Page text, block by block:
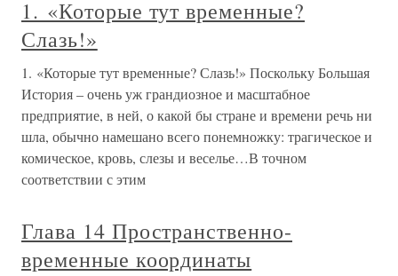
1. «Которые тут временные?
Слазь!»
1. «Которые тут временные? Слазь!» Поскольку Большая
История – очень уж грандиозное и масштабное
предприятие, в ней, о какой бы стране и времени речь ни
шла, обычно намешано всего понемножку: трагическое и
комическое, кровь, слезы и веселье…В точном
соответствии с этим
Глава 14 Пространственно-
временные координаты